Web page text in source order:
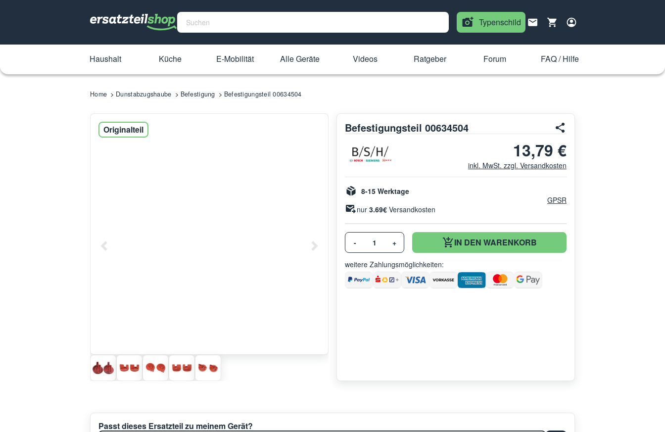
Typenschild
Haushalt Küche E-Mobilität Alle Geräte Videos Ratgeber Forum FAQ / Hilfe
Home Dunstabzugshaube Befestigung Befestigungsteil 00634504
Originalteil Befestigungsteil 00634504
13,79 €
inkl. MwSt. zzgl. Versandkosten
8-15 Werktage
nur 3.69€ Versandkosten
GPSR
- + IN DEN WARENKORB
weitere Zahlungsmöglichkeiten:
Passt dieses Ersatzteil zu meinem Gerät?